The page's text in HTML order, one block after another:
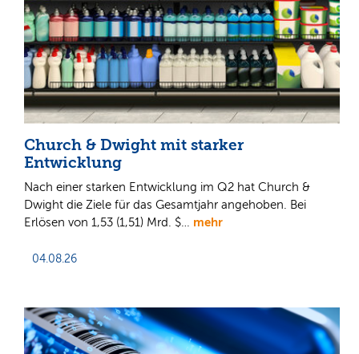
Church & Dwight mit starker
Entwicklung
Nach einer starken Entwicklung im Q2 hat Church &
Dwight die Ziele für das Gesamtjahr angehoben. Bei
Erlösen von 1,53 (1,51) Mrd. $… mehr
04.08.26